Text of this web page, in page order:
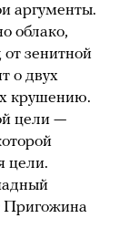
аргументы.
облако,
зенитной
о двух
крушению.
цели —
цели.
Пригожина